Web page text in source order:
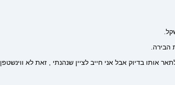
הבירה.
אותו בדיוק אבל אני חייב לציין שנהנתי , זאת לא